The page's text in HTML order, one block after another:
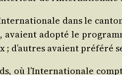
dans le
avaient adop­té le
; d’autres avaient pré­fé­ré
où l’Internationale